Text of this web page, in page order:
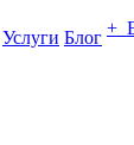
Услуги Блог +